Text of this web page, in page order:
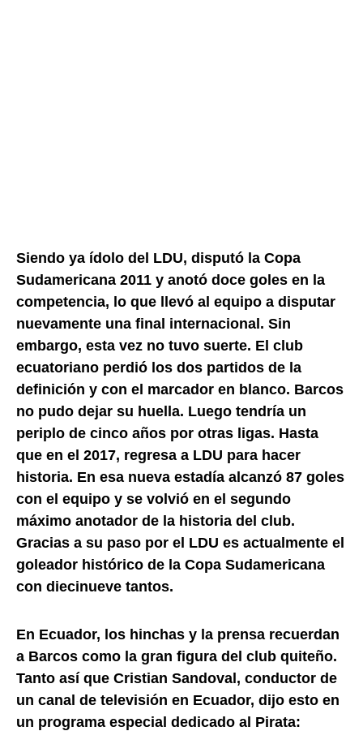
Siendo ya ídolo del LDU, disputó la Copa
Sudamericana 2011 y anotó doce goles en la
competencia, lo que llevó al equipo a disputar
nuevamente una final internacional. Sin
embargo, esta vez no tuvo suerte. El club
ecuatoriano perdió los dos partidos de la
definición y con el marcador en blanco. Barcos
no pudo dejar su huella. Luego tendría un
periplo de cinco años por otras ligas. Hasta
que en el 2017, regresa a LDU para hacer
historia. En esa nueva estadía alcanzó 87 goles
con el equipo y se volvió en el segundo
máximo anotador de la historia del club.
Gracias a su paso por el LDU es actualmente el
goleador histórico de la Copa Sudamericana
con diecinueve tantos.
En Ecuador, los hinchas y la prensa recuerdan
a Barcos como la gran figura del club quiteño.
Tanto así que Cristian Sandoval, conductor de
un canal de televisión en Ecuador, dijo esto en
un programa especial dedicado al Pirata: